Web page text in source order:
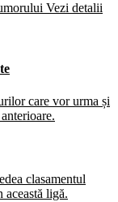
Vezi detalii
care vor urma și
clasamentul
această ligă.